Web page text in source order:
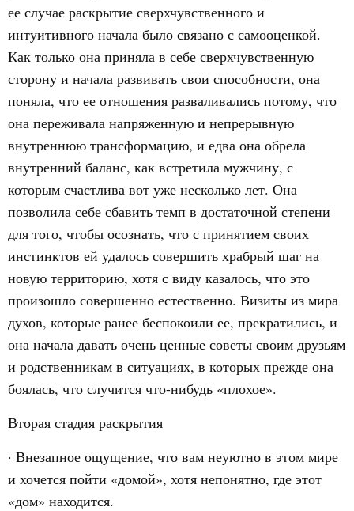
ее случае раскрытие сверхчувственного и
интуитивного начала было связано с самооценкой.
Как только она приняла в себе сверхчувственную
сторону и начала развивать свои способности, она
поняла, что ее отношения разваливались потому, что
она переживала напряженную и непрерывную
внутреннюю трансформацию, и едва она обрела
внутренний баланс, как встретила мужчину, с
которым счастлива вот уже несколько лет. Она
позволила себе сбавить темп в достаточной степени
для того, чтобы осознать, что с принятием своих
инстинктов ей удалось совершить храбрый шаг на
новую территорию, хотя с виду казалось, что это
произошло совершенно естественно. Визиты из мира
духов, которые ранее беспокоили ее, прекратились, и
она начала давать очень ценные советы своим друзьям
и родственникам в ситуациях, в которых прежде она
боялась, что случится что-нибудь «плохое».
Вторая стадия раскрытия
· Внезапное ощущение, что вам неуютно в этом мире
и хочется пойти «домой», хотя непонятно, где этот
«дом» находится.